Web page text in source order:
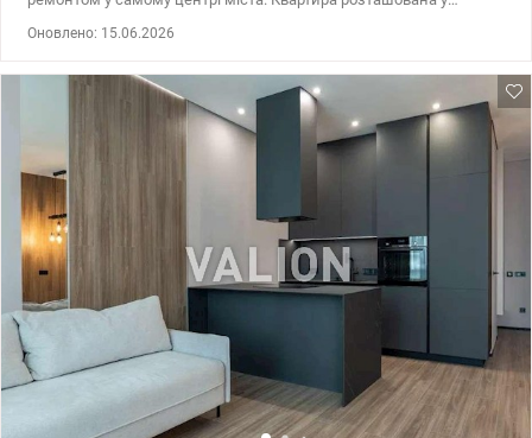
роботи) багато вбудованих систем зберігання багаторівневе
освітлення, що створює затишну атмосферу у будь-який час
доби 044 200 10 80 valion.ua/1149850
Оновлено: 15.06.2026